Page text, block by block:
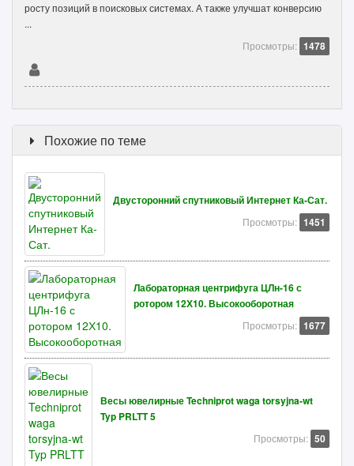
росту позиций в поисковых системах. А также улучшат конверсию
...
Просмотры: 1478
Похожие по теме
Двусторонний спутниковый Интернет Ка-Сат.
Просмотры: 1451
Лабораторная центрифуга ЦЛн-16 с
ротором 12Х10. Высокооборотная
Просмотры: 1677
Весы ювелирные Techniprot waga torsyjna-wt
Typ PRLTT 5
Просмотры: 50